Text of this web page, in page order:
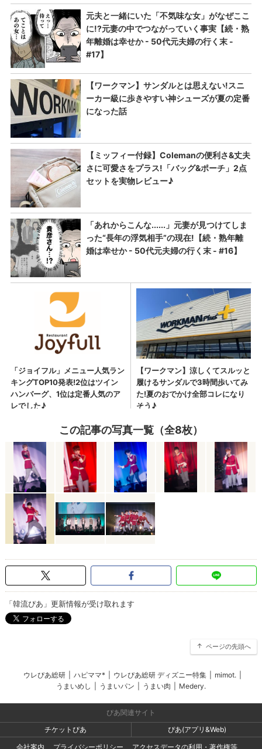
この記事の写真一覧（全8枚）
「韓流ぴあ」更新情報が受け取れます
ページの先頭へ
ウレぴあ総研 ハピママ* ウレぴあ総研 ディズニー特集 mimot.
うまいめし
うまいパン うまい肉 Medery.
ぴあ関連サイト
チケットぴあ
ぴあ(アプリ&Web)
会社案内
プライバシーポリシー アクセスデータの利用・著作権等